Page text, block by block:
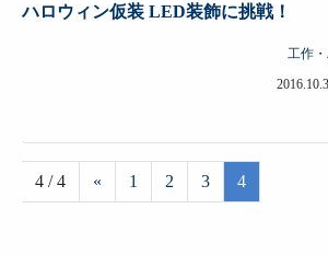
ハロウィン仮装 LED装飾に挑戦！
工作
4 / 4 « 1 2 3 4